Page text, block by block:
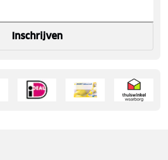
Inschrijven